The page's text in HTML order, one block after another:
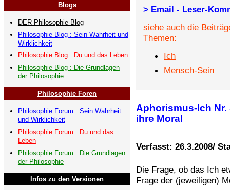
Blogs
DER Philosophie Blog
Philosophie Blog : Sein Wahrheit und
Wirklichkeit
Philosophie Blog : Du und das Leben
Philosophie Blog : Die Grundlagen
der Philosophie
Philosophie Foren
Philosophie Forum : Sein Wahrheit
und Wirklichkeit
Philosophie Forum : Du und das
Leben
Philosophie Forum : Die Grundlagen
der Philosophie
Infos zu den Versionen
> Email - Leser-
siehe auch die
Themen:
Ich
Mensch-Sein
Aphorismus-Ich Nr.
ihre Moral
Verfasst: 26.3.2008/
Die Frage, ob das Ich
Frage der (jeweiligen)